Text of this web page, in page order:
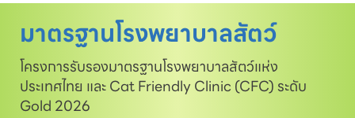
มาตรฐานโรงพยาบาลสัตว์
โครงการรับรองมาตรฐานโรงพยาบาลสัตว์แห่ง
ประเทศไทย และ Cat Friendly Clinic (CFC) ระดับ
Gold 2026